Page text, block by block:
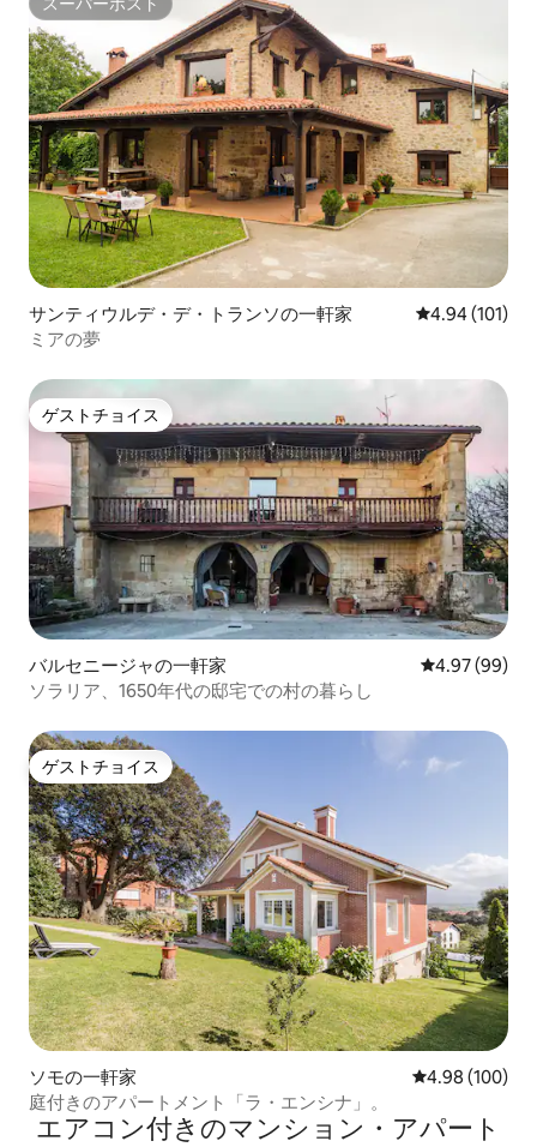
スーパーホスト
サンティウルデ・デ・トランソの一軒家 レビュー101
4.94 (101)
ミアの夢
ゲストチョイス
ゲストチョイス
バルセニージャの一軒家 レビュー99
4.97 (99)
ソラリア、1650年代の邸宅での村の暮らし
ゲストチョイス
ゲストチョイス
ソモの一軒家 レビュー100
4.98 (100)
庭付きのアパートメント「ラ・エンシナ」。
エアコン付きのマンション・アパート